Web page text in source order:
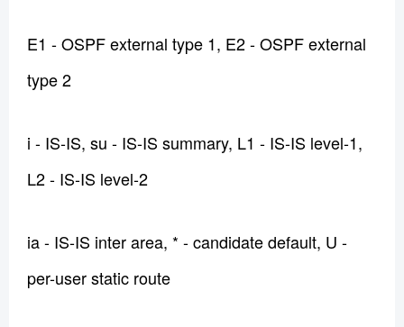
E1 - OSPF external type 1, E2 - OSPF external
type 2
i - IS-IS, su - IS-IS summary, L1 - IS-IS level-1,
L2 - IS-IS level-2
ia - IS-IS inter area, * - candidate default, U -
per-user static route